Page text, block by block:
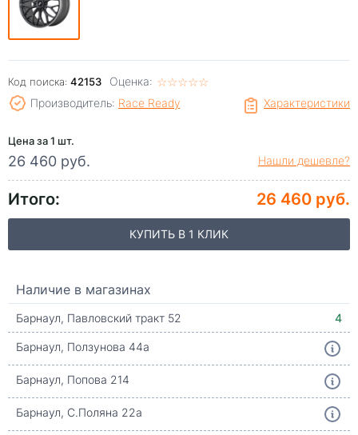
Код поиска: 42153 Оценка: ☆☆☆☆☆
★★★★★
Характеристики
Производитель: Race Ready
Цена за 1 шт.
26 460 руб. Нашли дешевле?
Итого: 26 460 руб.
КУПИТЬ В 1 КЛИК
Наличие в магазинах
Барнаул, Павловский тракт 52
4
Барнаул, Ползунова 44а
Барнаул, Попова 214
Барнаул, С.Поляна 22а